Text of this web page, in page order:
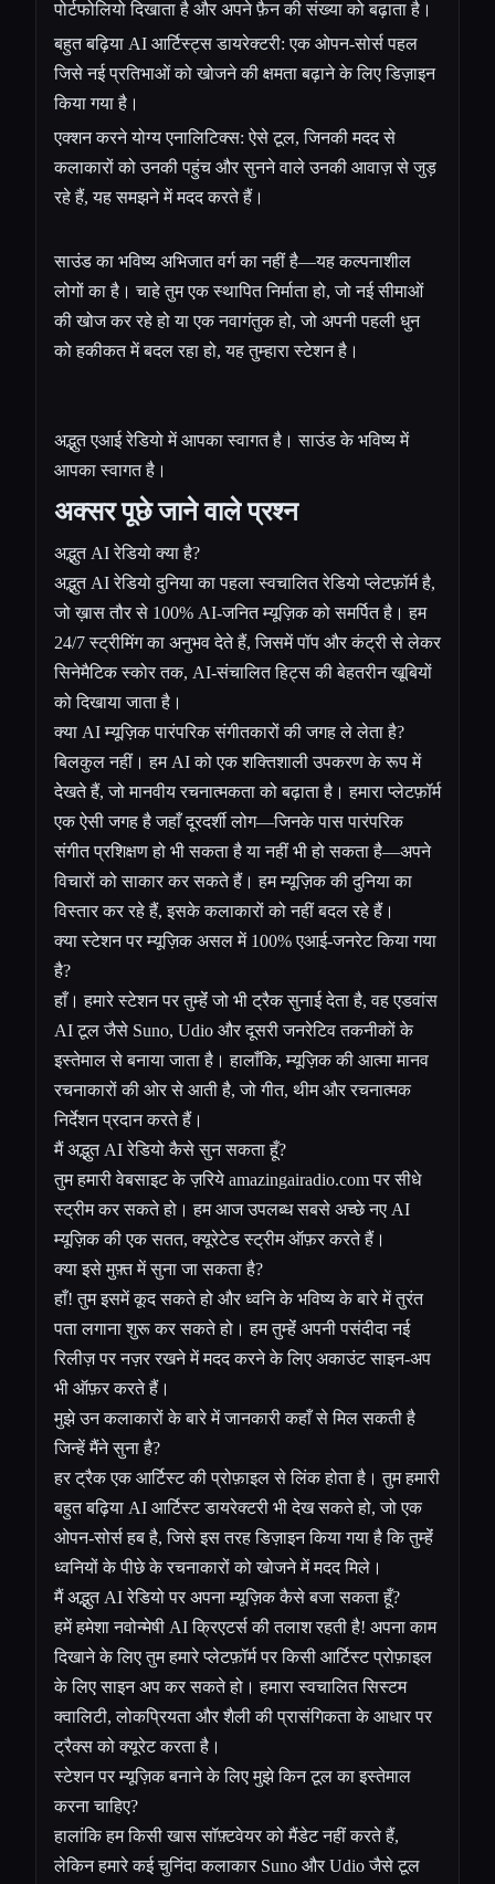
पोर्टफोलियो दिखाता है और अपने फ़ैन की संख्या को बढ़ाता है।
बहुत बढ़िया AI आर्टिस्ट्स डायरेक्टरी: एक ओपन-सोर्स पहल
जिसे नई प्रतिभाओं को खोजने की क्षमता बढ़ाने के लिए डिज़ाइन
किया गया है।
एक्शन करने योग्य एनालिटिक्स: ऐसे टूल, जिनकी मदद से
कलाकारों को उनकी पहुंच और सुनने वाले उनकी आवाज़ से जुड़
रहे हैं, यह समझने में मदद करते हैं।
साउंड का भविष्य अभिजात वर्ग का नहीं है—यह कल्पनाशील
लोगों का है। चाहे तुम एक स्थापित निर्माता हो, जो नई सीमाओं
की खोज कर रहे हो या एक नवागंतुक हो, जो अपनी पहली धुन
को हकीकत में बदल रहा हो, यह तुम्हारा स्टेशन है।
अद्भुत एआई रेडियो में आपका स्वागत है। साउंड के भविष्य में
आपका स्वागत है।
अक्सर पूछे जाने वाले प्रश्न
अद्भुत AI रेडियो क्या है?
अद्भुत AI रेडियो दुनिया का पहला स्वचालित रेडियो प्लेटफ़ॉर्म है,
जो ख़ास तौर से 100% AI-जनित म्यूज़िक को समर्पित है। हम
24/7 स्ट्रीमिंग का अनुभव देते हैं, जिसमें पॉप और कंट्री से लेकर
सिनेमैटिक स्कोर तक, AI-संचालित हिट्स की बेहतरीन खूबियों
को दिखाया जाता है।
क्या AI म्यूज़िक पारंपरिक संगीतकारों की जगह ले लेता है?
बिलकुल नहीं। हम AI को एक शक्तिशाली उपकरण के रूप में
देखते हैं, जो मानवीय रचनात्मकता को बढ़ाता है। हमारा प्लेटफ़ॉर्म
एक ऐसी जगह है जहाँ दूरदर्शी लोग—जिनके पास पारंपरिक
संगीत प्रशिक्षण हो भी सकता है या नहीं भी हो सकता है—अपने
विचारों को साकार कर सकते हैं। हम म्यूज़िक की दुनिया का
विस्तार कर रहे हैं, इसके कलाकारों को नहीं बदल रहे हैं।
क्या स्टेशन पर म्यूज़िक असल में 100% एआई-जनरेट किया गया
है?
हाँ। हमारे स्टेशन पर तुम्हेंं जो भी ट्रैक सुनाई देता है, वह एडवांस
AI टूल जैसे Suno, Udio और दूसरी जनरेटिव तकनीकों के
इस्तेमाल से बनाया जाता है। हालाँकि, म्यूज़िक की आत्मा मानव
रचनाकारों की ओर से आती है, जो गीत, थीम और रचनात्मक
निर्देशन प्रदान करते हैं।
मैं अद्भुत AI रेडियो कैसे सुन सकता हूँ?
तुम हमारी वेबसाइट के ज़रिये amazingairadio.com पर सीधे
स्ट्रीम कर सकते हो। हम आज उपलब्ध सबसे अच्छे नए AI
म्यूज़िक की एक सतत, क्यूरेटेड स्ट्रीम ऑफ़र करते हैं।
क्या इसे मुफ़्त में सुना जा सकता है?
हाँ! तुम इसमें कूद सकते हो और ध्वनि के भविष्य के बारे में तुरंत
पता लगाना शुरू कर सकते हो। हम तुम्हेंं अपनी पसंदीदा नई
रिलीज़ पर नज़र रखने में मदद करने के लिए अकाउंट साइन-अप
भी ऑफ़र करते हैं।
मुझे उन कलाकारों के बारे में जानकारी कहाँ से मिल सकती है
जिन्हें मैंने सुना है?
हर ट्रैक एक आर्टिस्ट की प्रोफ़ाइल से लिंक होता है। तुम हमारी
बहुत बढ़िया AI आर्टिस्ट डायरेक्टरी भी देख सकते हो, जो एक
ओपन-सोर्स हब है, जिसे इस तरह डिज़ाइन किया गया है कि तुम्हेंं
ध्वनियों के पीछे के रचनाकारों को खोजने में मदद मिले।
मैं अद्भुत AI रेडियो पर अपना म्यूज़िक कैसे बजा सकता हूँ?
हमें हमेशा नवोन्मेषी AI क्रिएटर्स की तलाश रहती है! अपना काम
दिखाने के लिए तुम हमारे प्लेटफ़ॉर्म पर किसी आर्टिस्ट प्रोफ़ाइल
के लिए साइन अप कर सकते हो। हमारा स्वचालित सिस्टम
क्वालिटी, लोकप्रियता और शैली की प्रासंगिकता के आधार पर
ट्रैक्स को क्यूरेट करता है।
स्टेशन पर म्यूज़िक बनाने के लिए मुझे किन टूल का इस्तेमाल
करना चाहिए?
हालांकि हम किसी खास सॉफ़्टवेयर को मैंडेट नहीं करते हैं,
लेकिन हमारे कई चुनिंदा कलाकार Suno और Udio जैसे टूल